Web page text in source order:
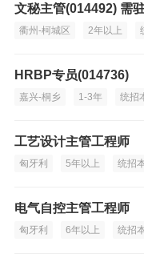
文秘主管(014492) 需
衢州-柯城区 2年以上
HRBP专员(014736)
嘉兴-桐乡 1-3年 统招
工艺设计主管工程师
匈牙利 5年以上 统招
电气自控主管工程师
匈牙利 6年以上 统招